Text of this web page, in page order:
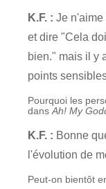
K.F. : Je n'aime
et dire "Cela
bien." mais il y
points
Pourquoi les
dansAh! My
K.F. : Bonne
l'évolution de
Peut-on bientôt